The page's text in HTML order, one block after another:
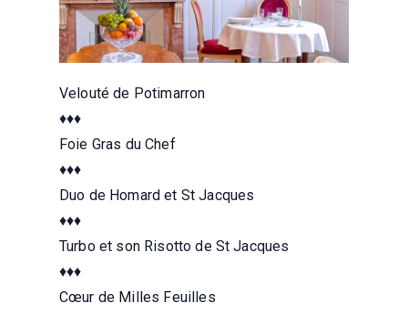
Velouté de Potimarron
♦♦♦
Foie Gras du Chef
♦♦♦
Duo de Homard et St Jacques
♦♦♦
Turbo et son Risotto de St Jacques
♦♦♦
Cœur de Milles Feuilles